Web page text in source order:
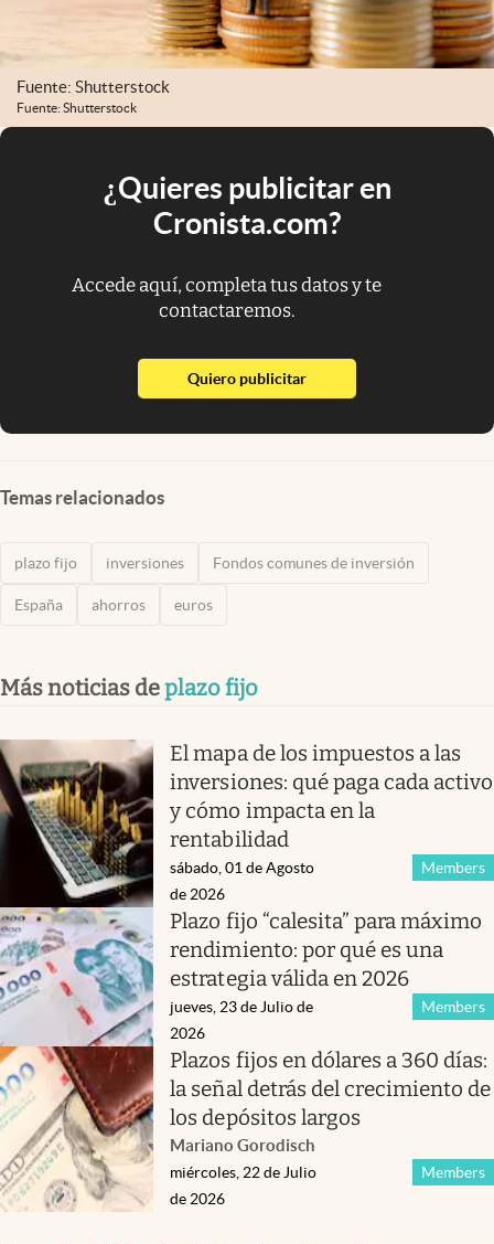
Fuente: Shutterstock
Fuente: Shutterstock
¿Quieres publicitar en
Cronista.com?
Accede aquí, completa tus datos y te
contactaremos.
Quiero publicitarabre en nueva pestaña
Temas relacionados
plazo fijo inversiones Fondos comunes de inversión
España ahorros euros
Más noticias deplazo fijo
El mapa de los impuestos a las
inversiones: qué paga cada activo
y cómo impacta en la
rentabilidad
Members
sábado, 01 de Agosto
de 2026
Plazo fijo “calesita” para máximo
rendimiento: por qué es una
estrategia válida en 2026
Members
jueves, 23 de Julio de
2026
Plazos fijos en dólares a 360 días:
la señal detrás del crecimiento de
los depósitos largos
Mariano Gorodisch
Members
miércoles, 22 de Julio
de 2026